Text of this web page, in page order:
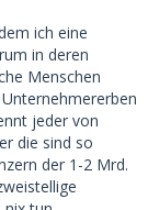
400
ich eine
in deren
Menschen
jeder von
die sind so
der 1-2 Mrd.